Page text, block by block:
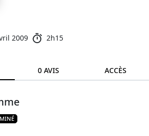
2009
2h15
0 AVIS ACCÈS